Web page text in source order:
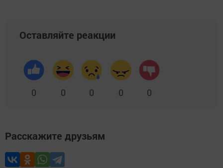
Оставляйте реакции
0 0 0 0 0
Расскажите друзьям